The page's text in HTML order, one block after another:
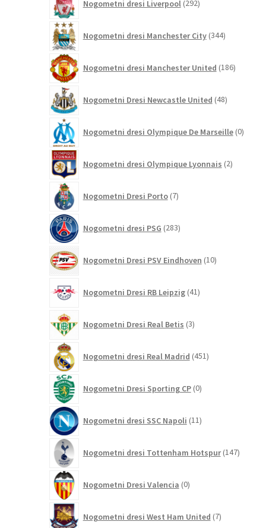
Nogometni dresi Liverpool 292izdelkov
Nogometni dresi Manchester City 344izdelkov
Nogometni dresi Manchester United 186izdelkov
Nogometni Dresi Newcastle United 48izdelkov
Nogometni dresi Olympique De Marseille 0
Nogometni dresi Olympique Lyonnais 2izdelka
Nogometni Dresi Porto 7izdelkov
Nogometni dresi PSG 283izdelkov
Nogometni Dresi PSV Eindhoven 10izdelkov
Nogometni Dresi RB Leipzig 41izdelkov
Nogometni Dresi Real Betis 3izdelki
Nogometni dresi Real Madrid 451izdelkov
Nogometni Dresi Sporting CP 0izdelkov
Nogometni dresi SSC Napoli 11izdelkov
Nogometni dresi Tottenham Hotspur 147
Nogometni Dresi Valencia 0izdelkov
Nogometni dresi West Ham United 7izdelkov